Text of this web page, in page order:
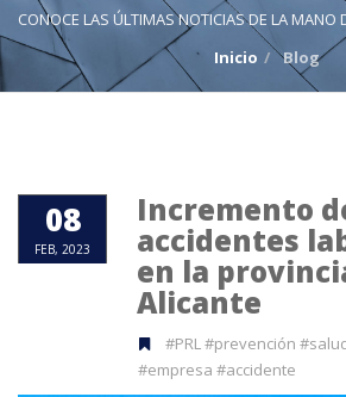
CONOCE LAS ÚLTIMAS NOTICIAS DE LA MANO
Inicio
Blog
08
FEB, 2023
Incremento
accidentes
en la
Alicante
#PRL #prevención
#empresa #accidente